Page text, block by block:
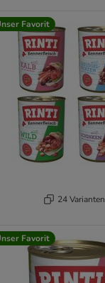
Favorit
24 Varianten
Favorit